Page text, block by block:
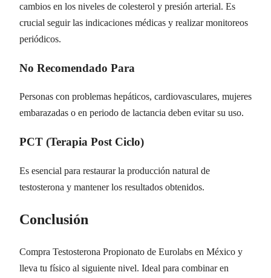
cambios en los niveles de colesterol y presión arterial. Es
crucial seguir las indicaciones médicas y realizar monitoreos
periódicos.
No Recomendado Para
Personas con problemas hepáticos, cardiovasculares, mujeres
embarazadas o en periodo de lactancia deben evitar su uso.
PCT (Terapia Post Ciclo)
Es esencial para restaurar la producción natural de
testosterona y mantener los resultados obtenidos.
Conclusión
Compra Testosterona Propionato de Eurolabs en México y
lleva tu físico al siguiente nivel. Ideal para combinar en